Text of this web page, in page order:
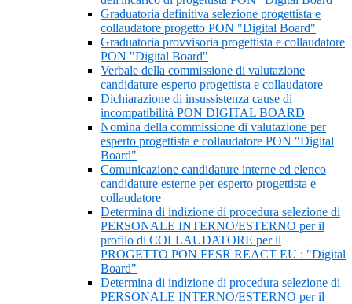
Graduatoria definitiva selezione progettista e
collaudatore progetto PON "Digital Board"
Graduatoria provvisoria progettista e collaudatore
PON "Digital Board"
Verbale della commissione di valutazione
candidature esperto progettista e collaudatore
Dichiarazione di insussistenza cause di
incompatibilità PON DIGITAL BOARD
Nomina della commissione di valutazione per
esperto progettista e collaudatore PON "Digital
Board"
Comunicazione candidature interne ed elenco
candidature esterne per esperto progettista e
collaudatore
Determina di indizione di procedura selezione di
PERSONALE INTERNO/ESTERNO per il
profilo di COLLAUDATORE per il
PROGETTO PON FESR REACT EU : "Digital
Board"
Determina di indizione di procedura selezione di
PERSONALE INTERNO/ESTERNO per il